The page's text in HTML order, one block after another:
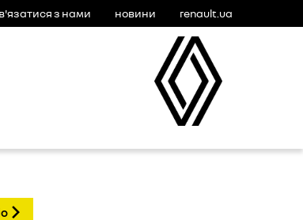
renault.ua
новини
з нами